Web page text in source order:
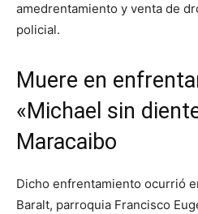
amedrentamiento y venta de
policial.
Muere en
«Michael sin
Maracaibo
Dicho enfrentamiento ocurrió
Baralt, parroquia Francisco